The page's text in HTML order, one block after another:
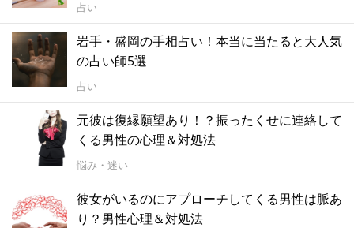
占い
岩手・盛岡の手相占い！本当に当たると大人気
の占い師5選
占い
元彼は復縁願望あり！？振ったくせに連絡して
くる男性の心理＆対処法
悩み・迷い
彼女がいるのにアプローチしてくる男性は脈あ
り？男性心理＆対処法